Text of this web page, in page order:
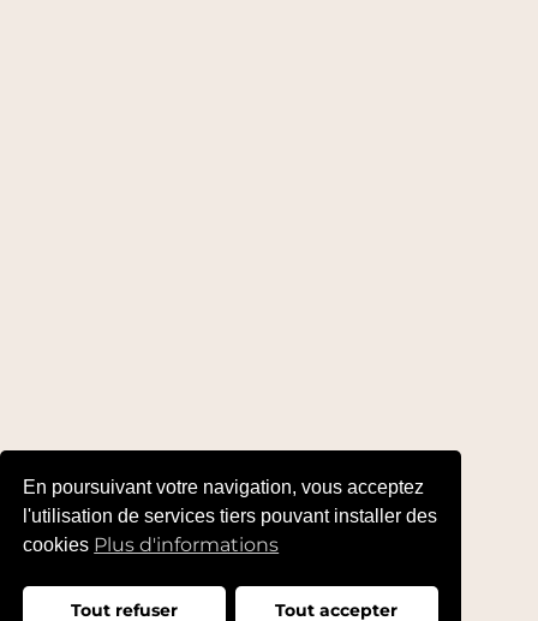
En poursuivant votre navigation, vous acceptez
l'utilisation de services tiers pouvant installer des
cookies Plus d'informations
Tout refuser Tout accepter